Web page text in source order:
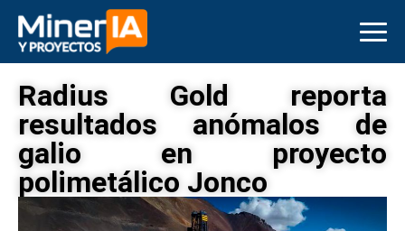
Radius Gold reporta
resultados anómalos de
galio en proyecto
polimetálico Jonco